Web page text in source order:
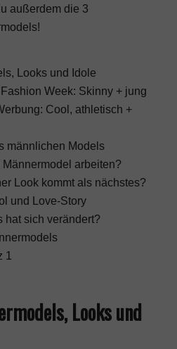
außerdem die 3
Looks und Idole
Week: Skinny + jung
Cool, athletisch +
männlichen Models
arbeiten?
Look kommt als nächstes?
und Love-Story
hat sich verändert?
1
Looks und